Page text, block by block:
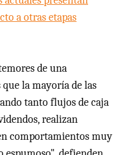
a otras etapas
de una
la mayoría de las
tanto flujos de caja
realizan
comportamientos muy